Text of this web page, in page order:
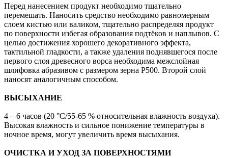
Перед нанесением продукт необходимо тщательно
перемешать. Наносить средство необходимо равномерным
слоем кистью или валиком, тщательно распределяя продукт
по поверхности избегая образования подтёков и наплывов. С
целью достижения хорошего декоративного эффекта,
тактильной гладкости, а также удаления поднявшегося после
первого слоя древесного ворса необходима межслойная
шлифовка абразивом с размером зерна P500. Второй слой
наносят аналогичным способом.
ВЫСЫХАНИЕ
4 – 6 часов (20 °C/55-65 % относительная влажность воздуха).
Высокая влажность и сильное понижение температуры в
ночное время, могут увеличить время высыхания.
ОЧИСТКА И УХОД ЗА ПОВЕРХНОСТЯМИ